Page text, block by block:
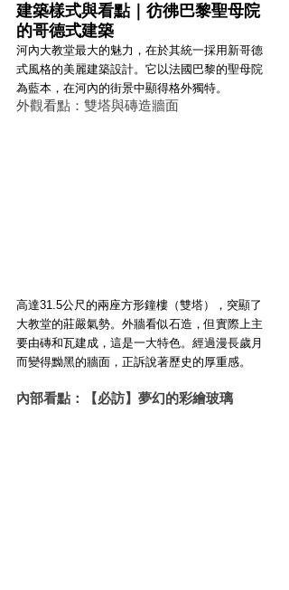
建築樣式與看點｜彷彿巴黎聖母院
的哥德式建築
河內大教堂最大的魅力，在於其統一採用新哥德
式風格的美麗建築設計。它以法國巴黎的聖母院
為藍本，在河內的街景中顯得格外獨特。
外觀看點：雙塔與磚造牆面
高達31.5公尺的兩座方形鐘樓（雙塔），突顯了
大教堂的莊嚴氣勢。外牆看似石造，但實際上主
要由磚和瓦建成，這是一大特色。經過漫長歲月
而變得黝黑的牆面，正訴說著歷史的厚重感。
內部看點：【必訪】夢幻的彩繪玻璃